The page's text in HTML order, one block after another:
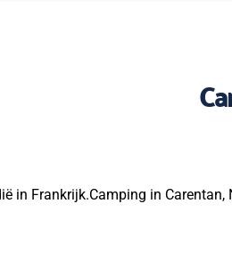
in Frankrijk.Camping in Carentan,